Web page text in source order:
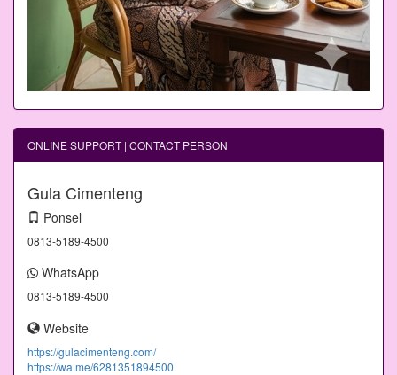
ONLINE SUPPORT | CONTACT PERSON
Gula Cimenteng
Ponsel
0813-5189-4500
WhatsApp
0813-5189-4500
Website
https://gulacimenteng.com/
https://wa.me/6281351894500